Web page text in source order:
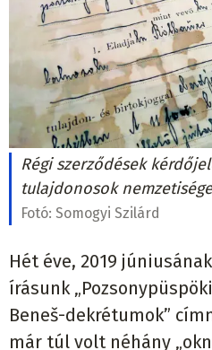
Régi szerződések
tulajdonosok
Fotó: Somogyi Szilárd
Hét éve, 2019
írásunk
Beneš-dekrétumok”
már túl volt néhány